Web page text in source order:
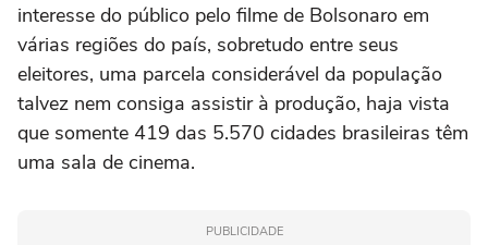
interesse do público pelo filme de Bolsonaro em
várias regiões do país, sobretudo entre seus
eleitores, uma parcela considerável da população
talvez nem consiga assistir à produção, haja vista
que somente 419 das 5.570 cidades brasileiras têm
uma sala de cinema.
PUBLICIDADE